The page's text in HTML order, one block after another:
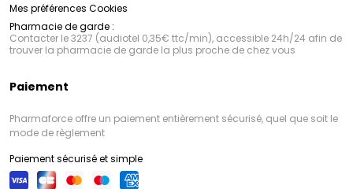
Mes préférences Cookies
Pharmacie de garde :
Contacter le 3237 (audiotel 0,35€ ttc/min), accessible 24h/24 afin de
trouver la pharmacie de garde la plus proche de chez vous
Paiement
Pharmaforce offre un paiement entièrement sécurisé, quel que soit le
mode de règlement
Paiement sécurisé et simple